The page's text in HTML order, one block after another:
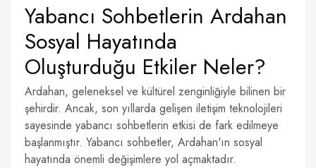
Yabancı Sohbetlerin Ardahan
Sosyal Hayatında
Oluşturduğu Etkiler Neler?
Ardahan, geleneksel ve kültürel zenginliğiyle bilinen bir
şehirdir. Ancak, son yıllarda gelişen iletişim teknolojileri
sayesinde yabancı sohbetlerin etkisi de fark edilmeye
başlanmıştır. Yabancı sohbetler, Ardahan'ın sosyal
hayatında önemli değişimlere yol açmaktadır.